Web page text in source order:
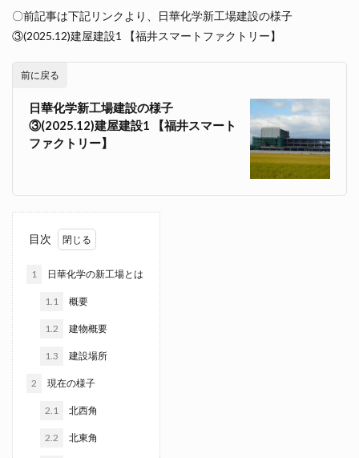
〇前記事は下記リンクより、日華化学新工場建設の様子
③(2025.12)建屋建設1 【福井スマートファクトリー】
前に戻る
日華化学新工場建設の様子
③(2025.12)建屋建設1 【福井スマート
ファクトリー】
目次
1 日華化学の新工場とは
1.1 概要
1.2 建物概要
1.3 建設場所
2 現在の様子
2.1 北西角
2.2 北東角